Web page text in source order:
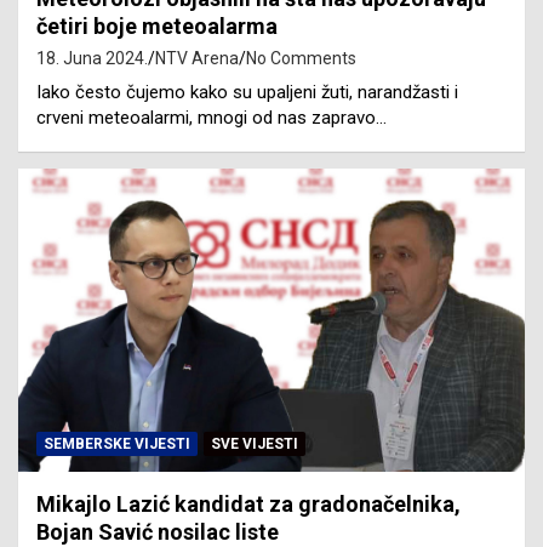
četiri boje meteoalarma
18. Juna 2024. NTV Arena No Comments
Iako često čujemo kako su upaljeni žuti, narandžasti i
crveni meteoalarmi, mnogi od nas zapravo…
SEMBERSKE VIJESTI SVE VIJESTI
Mikajlo Lazić kandidat za gradonačelnika,
Bojan Savić nosilac liste